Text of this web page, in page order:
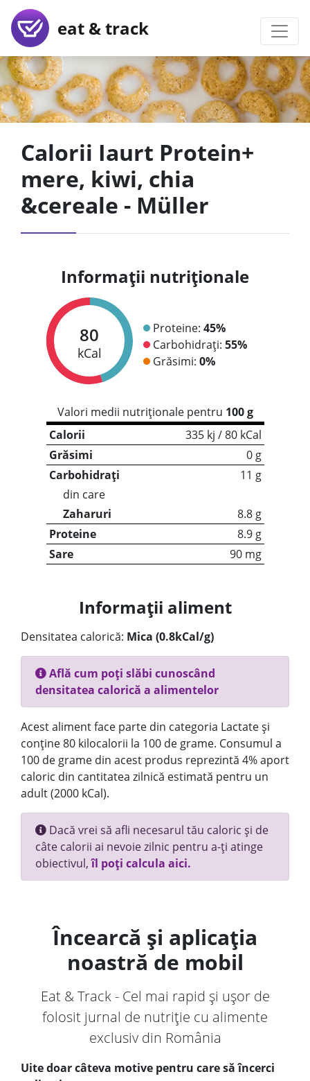
eat & track
Calorii Iaurt Protein+
mere, kiwi, chia
&cereale - Müller
Informații nutriționale
80
kCal
Proteine: 45%
Carbohidrați: 55%
Grăsimi: 0%
Valori medii nutriționale pentru 100 g
Calorii
335 kj / 80 kCal
Grăsimi
0 g
Carbohidrați
11 g
din care
Zaharuri
8.8 g
Proteine
8.9 g
Sare
90 mg
Informații aliment
Densitatea calorică: Mica (0.8kCal/g)
Află cum poți slăbi cunoscând
densitatea calorică a alimentelor
Acest aliment face parte din categoria Lactate și
conține 80 kilocalorii la 100 de grame. Consumul a
100 de grame din acest produs reprezintă 4% aport
caloric din cantitatea zilnică estimată pentru un
adult (2000 kCal).
Dacă vrei să afli necesarul tău caloric și de
câte calorii ai nevoie zilnic pentru a-ți atinge
obiectivul,îl poți calcula aici.
Încearcă și aplicația
noastră de mobil
Eat & Track - Cel mai rapid și ușor de
folosit jurnal de nutriție cu alimente
exclusiv din România
Uite doar câteva motive pentru care să încerci